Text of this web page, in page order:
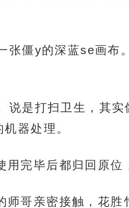
僵y的深蓝se画布
是打扫卫生，其
器处理。
完毕后都归回原位
哥亲密接触，花胜